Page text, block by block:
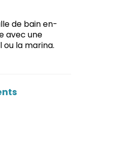
de bain en-
avec une
la marina.